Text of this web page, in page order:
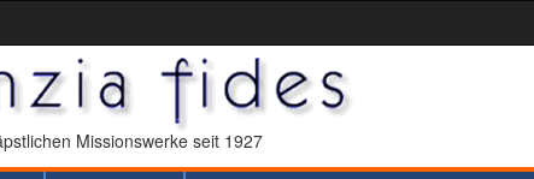
Missionswerke seit 1927